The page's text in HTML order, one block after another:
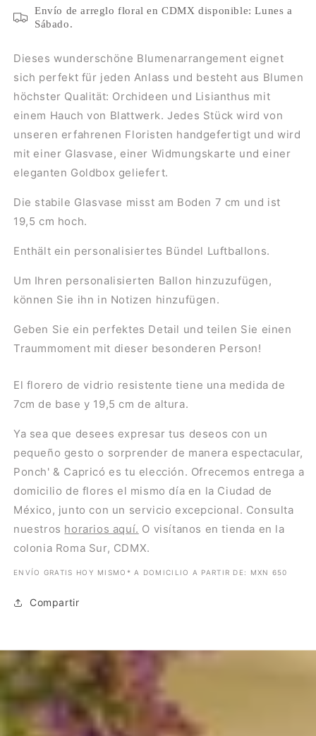
einem
personalisierten
einem
Envío de arreglo floral en CDMX disponible: Lunes a
Sábado.
Dieses wunderschöne Blumenarrangement eignet
sich perfekt für jeden Anlass und besteht aus Blumen
höchster Qualität: Orchideen und Lisianthus mit
einem Hauch von Blattwerk. Jedes Stück wird von
unseren erfahrenen Floristen handgefertigt und wird
mit einer Glasvase, einer Widmungskarte und einer
eleganten Goldbox geliefert.
Die stabile Glasvase misst am Boden 7 cm und ist
19,5 cm hoch.
Enthält ein personalisiertes Bündel Luftballons.
Um Ihren personalisierten Ballon hinzuzufügen,
können Sie ihn in Notizen hinzufügen.
Geben Sie ein perfektes Detail und teilen Sie einen
Traummoment mit dieser besonderen Person!
El florero de vidrio resistente tiene una medida de
7cm de base y 19,5 cm de altura.
Ya sea que desees expresar tus deseos con un
pequeño gesto o sorprender de manera espectacular,
Ponch' & Capricó es tu elección. Ofrecemos entrega a
domicilio de flores el mismo día en la Ciudad de
México, junto con un servicio excepcional. Consulta
nuestros horarios aquí. O visítanos en tienda en la
colonia Roma Sur, CDMX.
ENVÍO GRATIS HOY MISMO* A DOMICILIO A PARTIR DE: MXN 650
Compartir